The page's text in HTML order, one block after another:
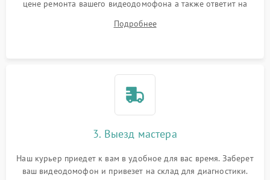
цене ремонта вашего видеодомофона а также ответит на
Подробнее
3. Выезд мастера
Наш курьер приедет к вам в удобное для вас время. Заберет
ваш видеодомофон и привезет на склад для диагностики.